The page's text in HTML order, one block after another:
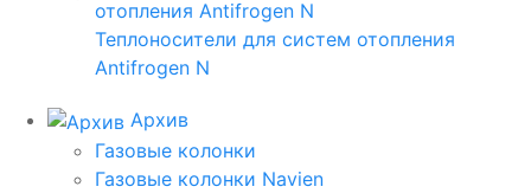
Теплоносители для систем отопления
Antifrogen N
Архив
Газовые колонки
Газовые колонки Navien